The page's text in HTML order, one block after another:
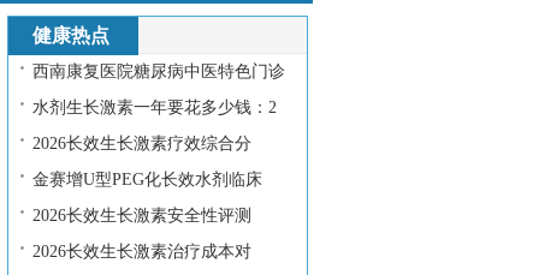
健康热点
西南康复医院糖尿病中医特色门诊
水剂生长激素一年要花多少钱：2
2026长效生长激素疗效综合分
金赛增U型PEG化长效水剂临床
2026长效生长激素安全性评测
2026长效生长激素治疗成本对